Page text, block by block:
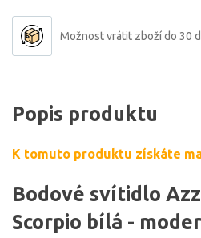
Možnost vrátit zboží do 30
Popis produktu
K tomuto produktu získáte
Bodové svítidlo
Scorpio bílá -